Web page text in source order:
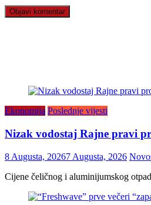
Ekonomija Poslednje vijesti
Nizak vodostaj Rajne pravi
8 Augusta, 20267 Augusta, 2026
Cijene čeličnog i aluminijumskog